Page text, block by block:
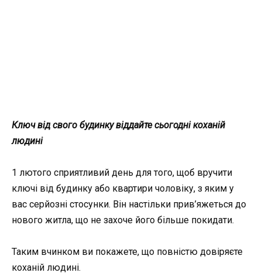
Ключ від свого будинку віддайте сьогодні коханій
людині
1 лютого сприятливий день для того, щоб вручити
ключі від будинку або квартири чоловіку, з яким у
вас серйозні стосунки. Він настільки прив’яжеться до
нового житла, що не захоче його більше покидати.
Таким вчинком ви покажете, що повністю довіряєте
коханій людині.